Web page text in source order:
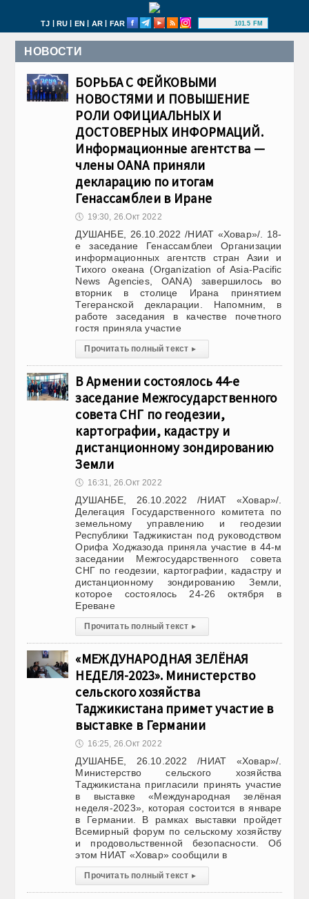
TJ | RU | EN | AR | FAR 101.5 FM
НОВОСТИ
БОРЬБА С ФЕЙКОВЫМИ
НОВОСТЯМИ И ПОВЫШЕНИЕ
РОЛИ ОФИЦИАЛЬНЫХ И
ДОСТОВЕРНЫХ ИНФОРМАЦИЙ.
Информационные агентства —
члены OANA приняли
декларацию по итогам
Генассамблеи в Иране
🕔 19:30, 26.Окт 2022
ДУШАНБЕ, 26.10.2022 /НИАТ «Ховар»/. 18-
е заседание Генассамблеи Организации
информационных агентств стран Азии и
Тихого океана (Organization of Asia-Pacific
News Agencies, OANA) завершилось во
вторник в столице Ирана принятием
Тегеранской декларации. Напомним, в
работе заседания в качестве почетного
гостя приняла участие
Прочитать полный текст ▸
В Армении состоялось 44-е
заседание Межгосударственного
совета СНГ по геодезии,
картографии, кадастру и
дистанционному зондированию
Земли
🕔 16:31, 26.Окт 2022
ДУШАНБЕ, 26.10.2022 /НИАТ «Ховар»/.
Делегация Государственного комитета по
земельному управлению и геодезии
Республики Таджикистан под руководством
Орифа Ходжазода приняла участие в 44-м
заседании Межгосударственного совета
СНГ по геодезии, картографии, кадастру и
дистанционному зондированию Земли,
которое состоялось 24-26 октября в
Ереване
Прочитать полный текст ▸
«МЕЖДУНАРОДНАЯ ЗЕЛЁНАЯ
НЕДЕЛЯ-2023». Министерство
сельского хозяйства
Таджикистана примет участие в
выставке в Германии
🕔 16:25, 26.Окт 2022
ДУШАНБЕ, 26.10.2022 /НИАТ «Ховар»/.
Министерство сельского хозяйства
Таджикистана пригласили принять участие
в выставке «Международная зелёная
неделя-2023», которая состоится в январе
в Германии. В рамках выставки пройдет
Всемирный форум по сельскому хозяйству
и продовольственной безопасности. Об
этом НИАТ «Ховар» сообщили в
Прочитать полный текст ▸